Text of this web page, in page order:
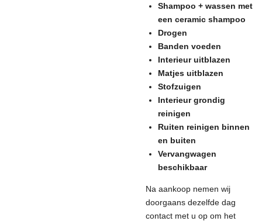
Shampoo + wassen met
een ceramic shampoo
Drogen
Banden voeden
Interieur uitblazen
Matjes uitblazen
Stofzuigen
Interieur grondig
reinigen
Ruiten reinigen binnen
en buiten
Vervangwagen
beschikbaar
Na aankoop nemen wij
doorgaans dezelfde dag
contact met u op om het